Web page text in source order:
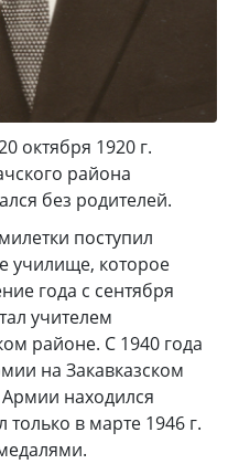
октября 1920 г.
района
без родителей.
поступил
училище, которое
года с сентября
учителем
районе. С 1940 года
на Закавказском
Армии находился
в марте 1946 г.